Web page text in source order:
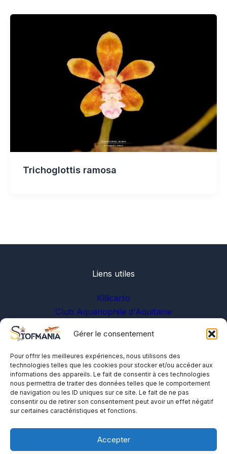
Gérer le consentement
Pour offrir les meilleures expériences, nous utilisons des
technologies telles que les cookies pour stocker et/ou accéder aux
informations des appareils. Le fait de consentir à ces technologies
nous permettra de traiter des données telles que le comportement
de navigation ou les ID uniques sur ce site. Le fait de ne pas
consentir ou de retirer son consentement peut avoir un effet négatif
sur certaines caractéristiques et fonctions.
Accepter
Trichoglottis ramosa
Liens utiles
Killicarto
Club Aquariophile d'Aquitaine
A propos
Me contacter